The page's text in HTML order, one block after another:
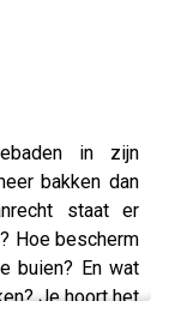
in zijn
bakken dan
staat er
Hoe bescherm
buien? En wat
Je hoort het